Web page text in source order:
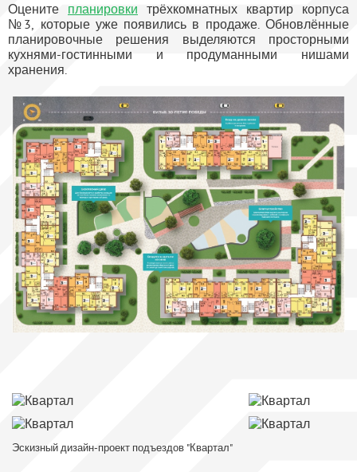
Оцените планировки трёхкомнатных квартир корпуса
№3, которые уже появились в продаже. Обновлённые
планировочные решения выделяются просторными
кухнями-гостинными и продуманными нишами
хранения.
Эскизный дизайн-проект подъездов "Квартал"